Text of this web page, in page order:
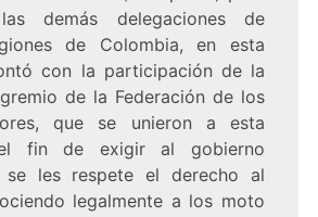
demás delegaciones de
de Colombia, en esta
con la participación de la
de la Federación de los
que se unieron a esta
fin de exigir al gobierno
se les respete el derecho al
legalmente a los moto